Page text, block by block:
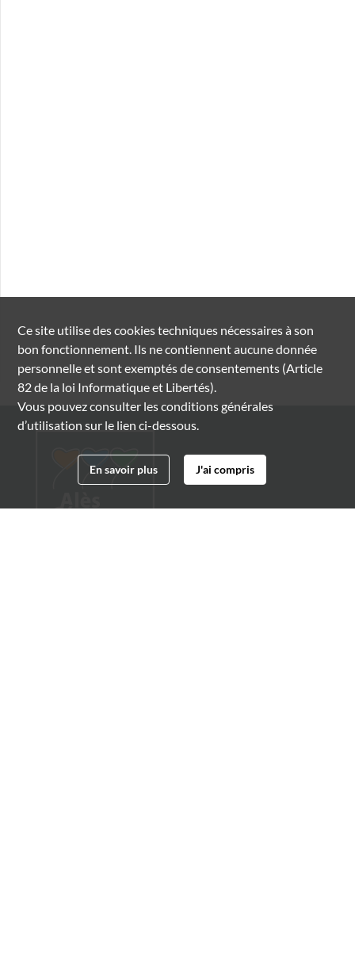
Ce site utilise descookiestechniques nécessaires à son
bon fonctionnement. Ils ne contiennent aucune donnée
personnelle et sont exemptés de consentements (Article
82 de la loi Informatique et Libertés).
Vous pouvez consulter les conditions générales
d’utilisation sur le lien ci-dessous.
En savoir plus J'ai compris